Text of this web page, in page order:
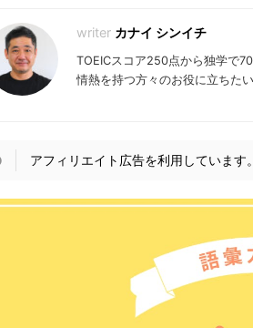
カナイ シンイチ
TOEICスコア250点から独学で
情熱を持つ方々のお役に立ちた
アフィリエイト広告を利用しています。